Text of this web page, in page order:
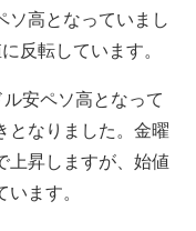
ソ高となっていまし
反転しています。
安ペソ高となって
となりました。金曜
上昇しますが、始値
ます。